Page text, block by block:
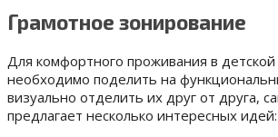
Грамотное зонирование
Для комфортного проживания в детской
необходимо поделить на
визуально отделить их друг от друга,
предлагает несколько интересных идей: